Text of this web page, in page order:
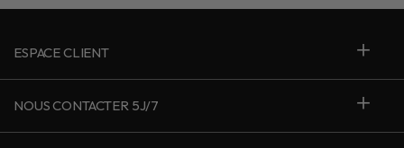
ESPACE CLIENT
NOUS CONTACTER 5J/7